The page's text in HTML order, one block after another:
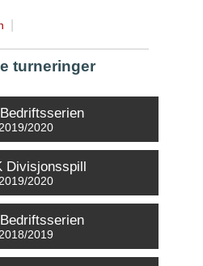
turneringer
2019/2020
Divisjonsspill
2019/2020
2018/2019